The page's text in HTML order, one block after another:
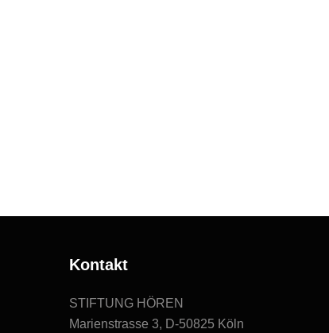
Kontakt
STIFTUNG HÖREN
Marienstrasse 3, D-50825 Köln